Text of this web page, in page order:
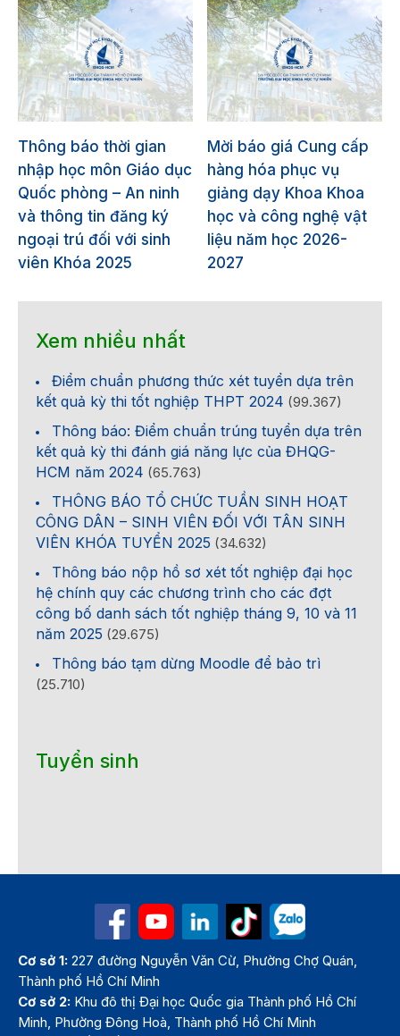
Thông báo thời gian
nhập học môn Giáo dục
Quốc phòng – An ninh
và thông tin đăng ký
ngoại trú đối với sinh
viên Khóa 2025
Mời báo giá Cung cấp
hàng hóa phục vụ
giảng dạy Khoa Khoa
học và công nghệ vật
liệu năm học 2026-
2027
Xem nhiều nhất
Điểm chuẩn phương thức xét tuyển dựa trên
kết quả kỳ thi tốt nghiệp THPT 2024 (99.367)
Thông báo: Điểm chuẩn trúng tuyển dựa trên
kết quả kỳ thi đánh giá năng lực của ĐHQG-
HCM năm 2024 (65.763)
THÔNG BÁO TỔ CHỨC TUẦN SINH HOẠT
CÔNG DÂN – SINH VIÊN ĐỐI VỚI TÂN SINH
VIÊN KHÓA TUYỂN 2025 (34.632)
Thông báo nộp hồ sơ xét tốt nghiệp đại học
hệ chính quy các chương trình cho các đợt
công bố danh sách tốt nghiệp tháng 9, 10 và 11
năm 2025 (29.675)
Thông báo tạm dừng Moodle để bảo trì
(25.710)
Tuyển sinh
Cơ sở 1: 227 đường Nguyễn Văn Cừ, Phường Chợ Quán,
Thành phố Hồ Chí Minh
Cơ sở 2: Khu đô thị Đại học Quốc gia Thành phố Hồ Chí
Minh, Phường Đông Hoà, Thành phố Hồ Chí Minh